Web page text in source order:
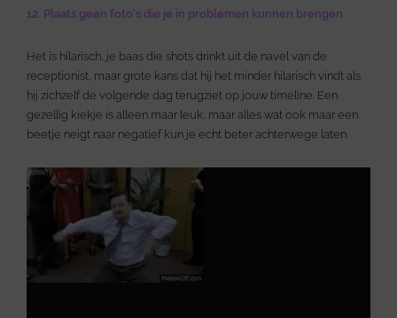
12. Plaats geen foto’s die je in problemen kunnen brengen
Het is hilarisch, je baas die shots drinkt uit de navel van de
receptionist, maar grote kans dat hij het minder hilarisch vindt als
hij zichzelf de volgende dag terugziet op jouw timeline. Een
gezellig kiekje is alleen maar leuk, maar alles wat ook maar een
beetje neigt naar negatief kun je echt beter achterwege laten.